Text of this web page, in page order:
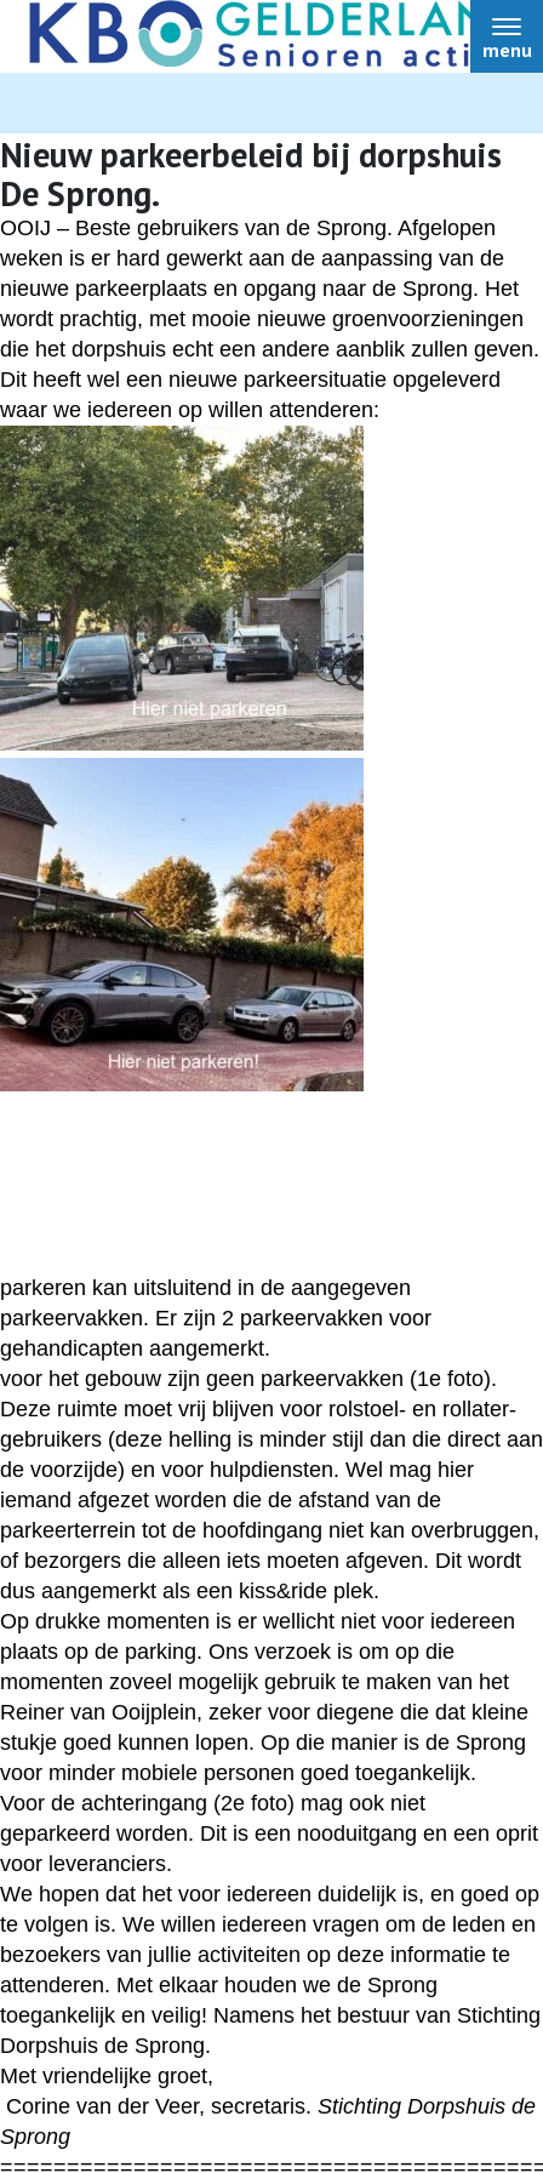
menu
Home
Over ons
Nieuws
Ledendiensten
Ledenvoordeel
Verenigingszaken
Verenigingszaken
Afdelingen
Vereniging KBO Gelderland
Informatie voor afdelingen
Contact
Nieuw parkeerbeleid bij dorpshuis
De Sprong.
OOIJ – Beste gebruikers van de Sprong. Afgelopen
weken is er hard gewerkt aan de aanpassing van de
nieuwe parkeerplaats en opgang naar de Sprong. Het
wordt prachtig, met mooie nieuwe groenvoorzieningen
die het dorpshuis echt een andere aanblik zullen geven.
Dit heeft wel een nieuwe parkeersituatie opgeleverd
waar we iedereen op willen attenderen:
parkeren kan uitsluitend in de aangegeven
parkeervakken. Er zijn 2 parkeervakken voor
gehandicapten aangemerkt.
voor het gebouw zijn geen parkeervakken (1e foto).
Deze ruimte moet vrij blijven voor rolstoel- en rollater-
gebruikers (deze helling is minder stijl dan die direct aan
de voorzijde) en voor hulpdiensten. Wel mag hier
iemand afgezet worden die de afstand van de
parkeerterrein tot de hoofdingang niet kan overbruggen,
of bezorgers die alleen iets moeten afgeven. Dit wordt
dus aangemerkt als een kiss&ride plek.
Op drukke momenten is er wellicht niet voor iedereen
plaats op de parking. Ons verzoek is om op die
momenten zoveel mogelijk gebruik te maken van het
Reiner van Ooijplein, zeker voor diegene die dat kleine
stukje goed kunnen lopen. Op die manier is de Sprong
voor minder mobiele personen goed toegankelijk.
Voor de achteringang (2e foto) mag ook niet
geparkeerd worden. Dit is een nooduitgang en een oprit
voor leveranciers.
We hopen dat het voor iedereen duidelijk is, en goed op
te volgen is. We willen iedereen vragen om de leden en
bezoekers van jullie activiteiten op deze informatie te
attenderen. Met elkaar houden we de Sprong
toegankelijk en veilig! Namens het bestuur van Stichting
Dorpshuis de Sprong.
Met vriendelijke groet,
Corine van der Veer, secretaris. Stichting Dorpshuis de
Sprong